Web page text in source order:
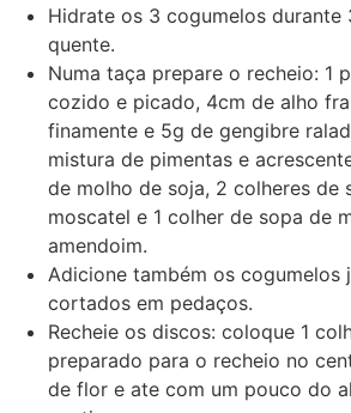
Hidrate os 3 cogumelos durante
quente.
Numa taça prepare o recheio: 1
cozido e picado, 4cm de alho
finamente e 5g de gengibre
mistura de pimentas e
de molho de soja, 2 colheres de
moscatel e 1 colher de sopa de
amendoim.
Adicione também os cogumelos
cortados em pedaços.
Recheie os discos: coloque 1
preparado para o recheio no
de flor e ate com um pouco do